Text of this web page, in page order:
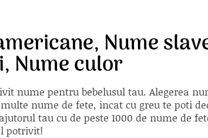
Nume
Nume culor
nume pentru bebelusul tau. Alegerea
nume de fete, incat cu greu te poti
tau cu de peste 1000 de nume de
potrivit!